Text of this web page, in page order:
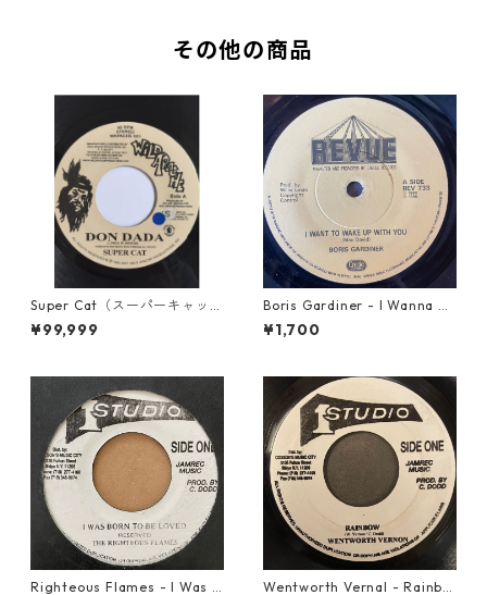
その他の商品
Super Cat（スーパーキャッ
ト） - Don Dada【7inch】
¥99,999
Boris Gardiner - I Wanna W
ake Up With You【7-2192
4】
¥1,700
Righteous Flames - I Was B
Wentworth Vernal - Rainbo